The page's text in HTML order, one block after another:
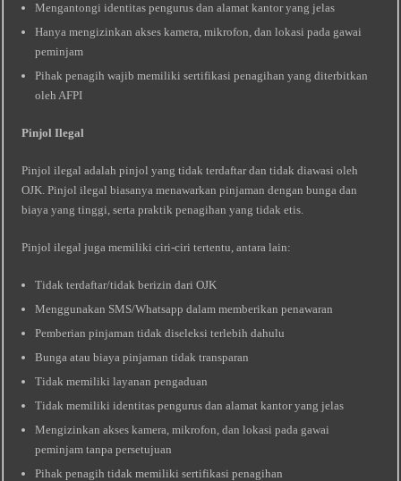
Mengantongi identitas pengurus dan alamat kantor yang jelas
Hanya mengizinkan akses kamera, mikrofon, dan lokasi pada gawai
peminjam
Pihak penagih wajib memiliki sertifikasi penagihan yang diterbitkan
oleh AFPI
Pinjol Ilegal
Pinjol ilegal adalah pinjol yang tidak terdaftar dan tidak diawasi oleh
OJK. Pinjol ilegal biasanya menawarkan pinjaman dengan bunga dan
biaya yang tinggi, serta praktik penagihan yang tidak etis.
Pinjol ilegal juga memiliki ciri-ciri tertentu, antara lain:
Tidak terdaftar/tidak berizin dari OJK
Menggunakan SMS/Whatsapp dalam memberikan penawaran
Pemberian pinjaman tidak diseleksi terlebih dahulu
Bunga atau biaya pinjaman tidak transparan
Tidak memiliki layanan pengaduan
Tidak memiliki identitas pengurus dan alamat kantor yang jelas
Mengizinkan akses kamera, mikrofon, dan lokasi pada gawai
peminjam tanpa persetujuan
Pihak penagih tidak memiliki sertifikasi penagihan